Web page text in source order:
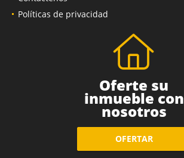
Políticas de privacidad
Oferte su
inmueble con
nosotros
OFERTAR